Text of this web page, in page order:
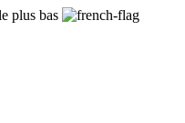
plus bas